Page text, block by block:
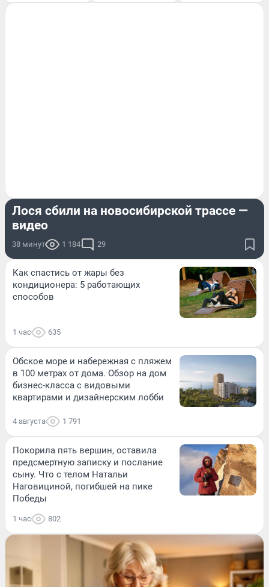
Лося сбили на новосибирской трассе —
видео
38 минут 1 184 29
Как спастись от жары без
кондиционера: 5 работающих
способов
1 час 635
Обское море и набережная с пляжем
в 100 метрах от дома. Обзор на дом
бизнес-класса с видовыми
квартирами и дизайнерским лобби
4 августа 1 791
Покорила пять вершин, оставила
предсмертную записку и послание
сыну. Что с телом Натальи
Наговициной, погибшей на пике
Победы
1 час 802